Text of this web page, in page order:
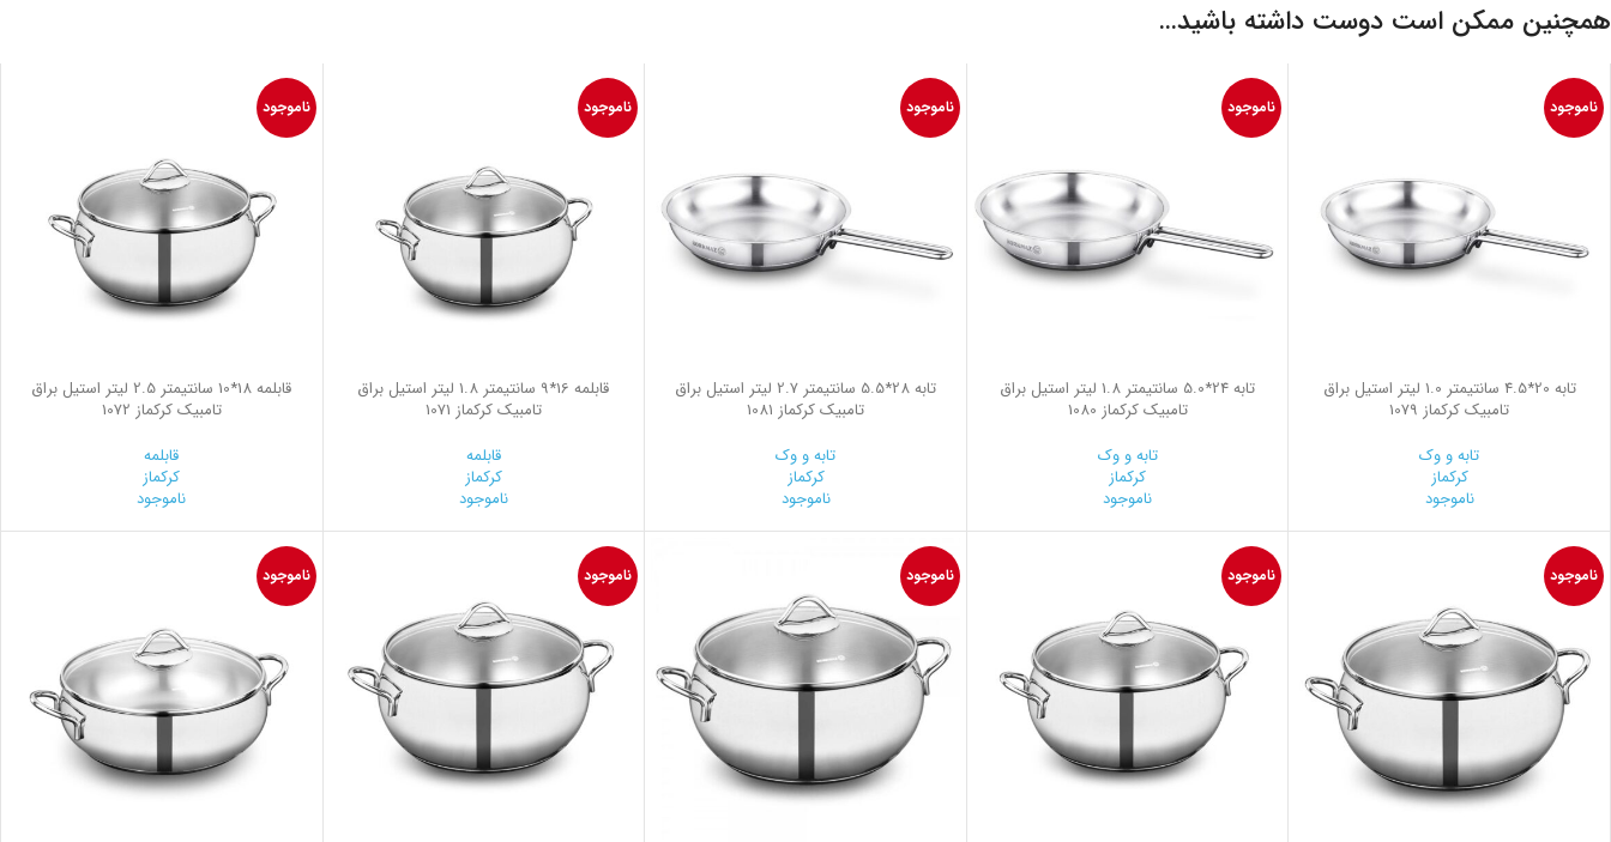
همچنین ممکن است دوست داشته باشید…
ناموجود
تابه 20*4.5 سانتیمتر 1.0 لیتر استیل براق
تامبیک کرکماز 1079
تابه و وک
کرکماز
ناموجود
ناموجود
تابه 24*5.0 سانتیمتر 1.8 لیتر استیل براق
تامبیک کرکماز 1080
تابه و وک
کرکماز
ناموجود
ناموجود
تابه 28*5.5 سانتیمتر 2.7 لیتر استیل براق
تامبیک کرکماز 1081
تابه و وک
کرکماز
ناموجود
ناموجود
قابلمه 16*9 سانتیمتر 1.8 لیتر استیل براق
تامبیک کرکماز 1071
قابلمه
کرکماز
ناموجود
ناموجود
قابلمه 18*10 سانتیمتر 2.5 لیتر استیل براق
تامبیک کرکماز 1072
قابلمه
کرکماز
ناموجود
ناموجود ناموجود ناموجود ناموجود ناموجود